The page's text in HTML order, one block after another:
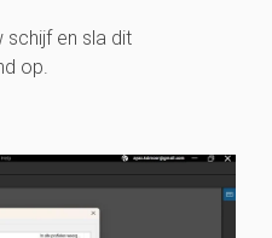
schijf en sla dit
op.